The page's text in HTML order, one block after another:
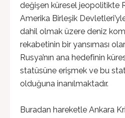
değişen küresel jeopolitikte
Amerika Birleşik
dahil olmak üzere deniz
rekabetinin bir yansıması
Rusya’nın ana hedefinin
statüsüne erişmek ve bu
olduğuna inanılmaktadır.
Buradan hareketle Ankara